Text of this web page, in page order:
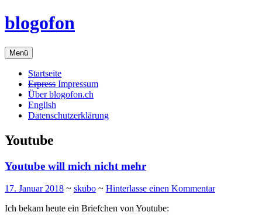
Zum
Inhalt
blogofon
Menü
Startseite
Erpress Impressum
Über blogofon.ch
English
Datenschutzerklärung
Youtube
Youtube will mich nicht mehr
17. Januar 2018 ~ skubo ~ Hinterlasse einen Kommentar
Ich bekam heute ein Briefchen von Youtube: